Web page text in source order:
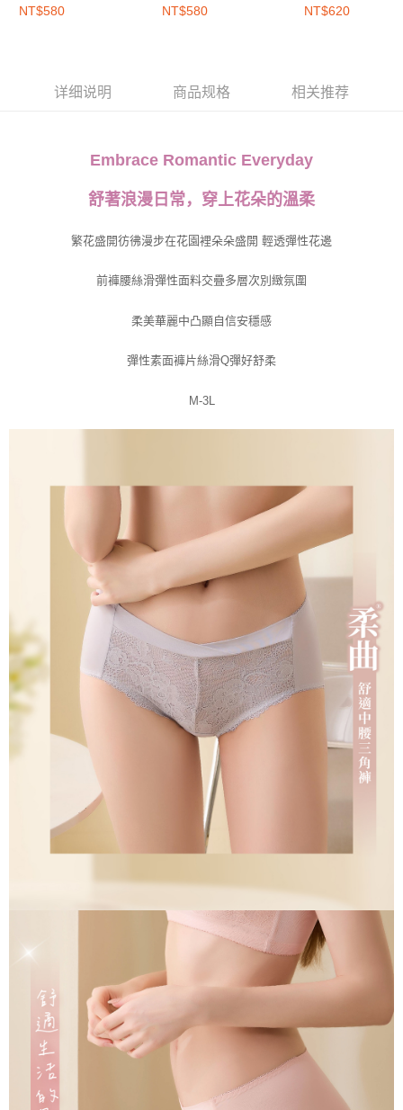
（https://aftee.tw/privacypolicy/）。
料，請勿選用本服務。
內褲-淺紫藤
NT$580
內褲-玫瑰粉
NT$580
灰
NT$620
详细说明 商品规格 相关推荐
Embrace Romantic Everyday
舒著浪漫日常，穿上花朵的溫柔
繁花盛開彷彿漫步在花園裡朵朵盛開 輕透彈性花邊
前褲腰絲滑彈性面料交疊多層次別緻氛圍
柔美華麗中凸顯自信安穩感
彈性素面褲片絲滑Q彈好舒柔
M-3L